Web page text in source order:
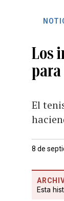
Los
para
El
8 de
Esta